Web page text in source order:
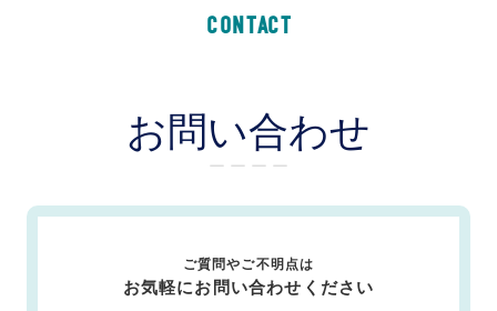
CONTACT
お問い合わせ
ー ー ー ー
ご質問やご不明点は
お気軽にお問い合わせください